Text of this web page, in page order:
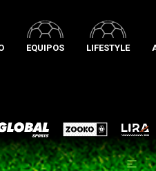
EQUIPOS LIFESTYLE
Sports Zooko Lira
